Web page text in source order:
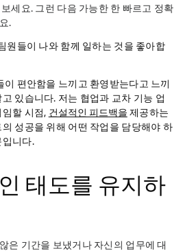
세요. 그런 다음 가능한 한 빠르고 정확
.
원들이 나와 함께 일하는 것을 좋아합
이 편안함을 느끼고 환영받는다고 느끼
있습니다. 저는 협업과 교차 기능 업
할 시점, 건설적인 피드백을 제공하는
성공을 위해 어떤 작업을 담당해야 하
입니다.
태도를 유지하
은 기간을 보냈거나 자신의 업무에 대